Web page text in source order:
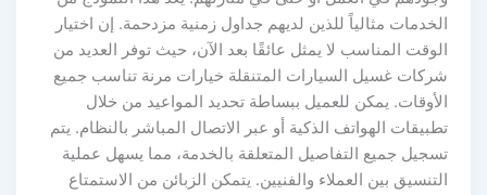
الخدمات مثالياً للذين لديهم جداول زمنية مزدحمة. إن اختيار
الوقت المناسب لا يمثل عائقًا بعد الآن، حيث توفر العديد من
شركات غسيل السيارات المتنقلة خيارات مرنة تناسب جميع
الأوقات. يمكن للعميل ببساطة تحديد المواعيد من خلال
تطبيقات الهواتف الذكية أو عبر الاتصال المباشر بالنظام. يتم
تسجيل جميع التفاصيل المتعلقة بالخدمة، مما يسهل عملية
التنسيق بين العملاء والفنيين. يتمكن الزبائن من الاستمتاع